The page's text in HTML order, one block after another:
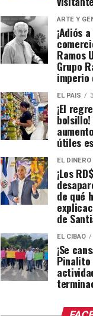
ARTE Y
¡Adiós
Ramos
Grupo
imperio
EL PAIS
¡El
bolsillo!
útiles
EL DINERO
¡Los
de qué
de
EL CIBAO
¡Se
Pinalito